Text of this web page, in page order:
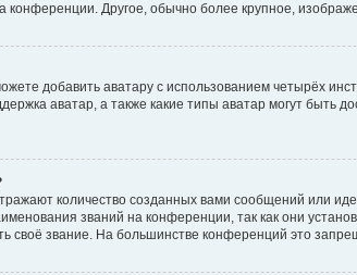
Другое, обычно более крупное,
добавить аватару с использованием четырёх
аватар, а также какие типы аватар могут быть
количество созданных вами сообщений или
званий на конференции, так как они
своё звание. На большинстве конференций это